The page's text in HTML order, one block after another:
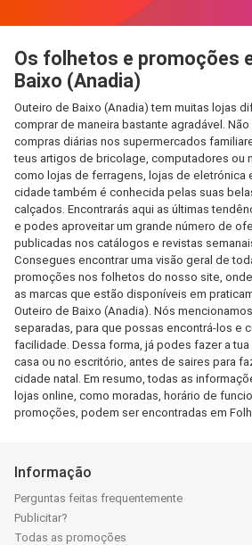
Os folhetos e promoções
Baixo (Anadia)
Outeiro de Baixo (Anadia) tem muitas lojas
comprar de maneira bastante agradável.
compras diárias nos supermercados
teus artigos de bricolage, computadores ou
como lojas de ferragens, lojas de eletrónica
cidade também é conhecida pelas suas
calçados. Encontrarás aqui as últimas
e podes aproveitar um grande número de
publicadas nos catálogos e revistas
Consegues encontrar uma visão geral de
promoções nos folhetos do nosso site,
as marcas que estão disponíveis em
Outeiro de Baixo (Anadia). Nós
separadas, para que possas encontrá-los e
facilidade. Dessa forma, já podes fazer a
casa ou no escritório, antes de saires para
cidade natal. Em resumo, todas as
lojas online, como moradas, horário de
promoções, podem ser encontradas em
Informação
Perguntas feitas frequentemente
Publicitar?
Todas as promoções